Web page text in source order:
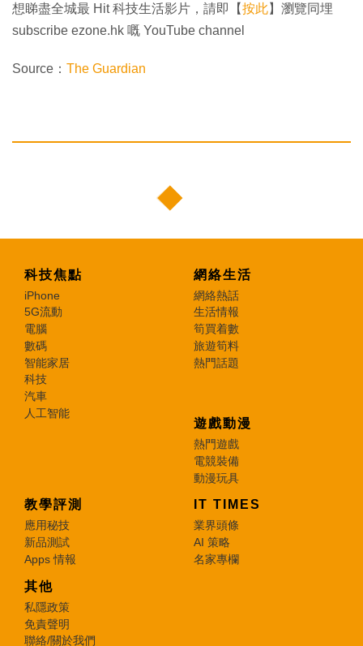
想睇盡全城最 Hit 科技生活影片，請即【按此】瀏覽同埋
subscribe ezone.hk 嘅 YouTube channel
Source： The Guardian
科技焦點
iPhone
5G流動
電腦
數碼
智能家居
科技
汽車
人工智能
網絡生活
網絡熱話
生活情報
筍買着數
旅遊筍料
熱門話題
遊戲動漫
熱門遊戲
電競裝備
動漫玩具
教學評測
應用秘技
新品測試
Apps 情報
IT TIMES
業界頭條
AI 策略
名家專欄
其他
私隱政策
免責聲明
聯絡/關於我們